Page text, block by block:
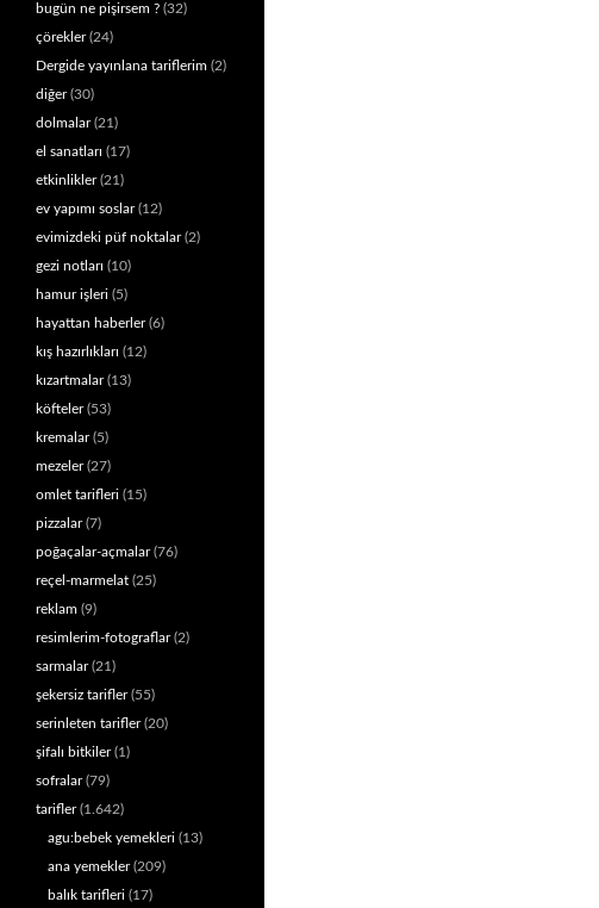
bugün ne pişirsem ? (32)
çörekler(24)
Dergide yayınlana tariflerim (2)
diğer(30)
dolmalar(21)
el sanatları (17)
etkinlikler(21)
ev yapımı soslar(12)
evimizdeki püf noktalar(2)
gezi notları (10)
hamur işleri (5)
hayattan haberler(6)
kış hazırlıkları (12)
kızartmalar(13)
köfteler(53)
kremalar(5)
mezeler(27)
omlet tarifleri (15)
pizzalar(7)
poğaçalar-açmalar(76)
reçel-marmelat (25)
reklam (9)
resimlerim-fotograflar(2)
sarmalar(21)
şekersiz tarifler(55)
serinleten tarifler(20)
şifalı bitkiler(1)
sofralar(79)
tarifler(1.642)
agu:bebek yemekleri (13)
ana yemekler(209)
balık tarifleri (17)